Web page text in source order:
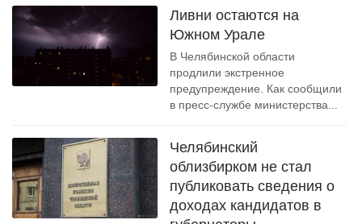
Ливни остаются на
Южном Урале
В Челябинской области
продлили экстренное
предупреждение. Как сообщили
в пресс-службе министерства...
Челябинский
облизбирком не стал
публиковать сведения о
доходах кандидатов в